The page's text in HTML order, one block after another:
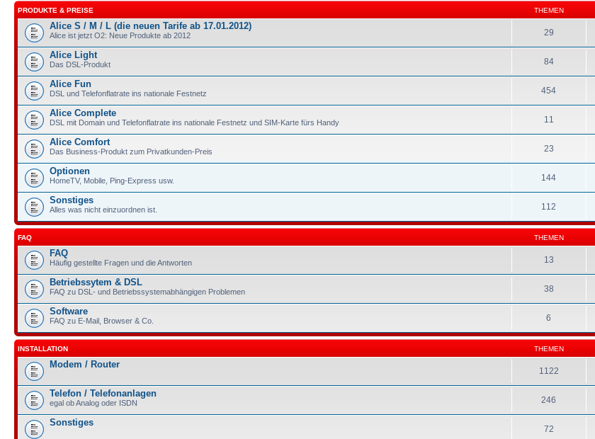
PRODUKTE & PREISE THEMEN
Alice S / M / L (die neuen Tarife ab 17.01.2012)
Alice ist jetzt O2: Neue Produkte ab 2012 29
Alice Light
Das DSL-Produkt 84
Alice Fun
DSL und Telefonflatrate ins nationale Festnetz 454
Alice Complete
DSL mit Domain und Telefonflatrate ins nationale Festnetz und SIM-Karte fürs Handy 11
Alice Comfort
Das Business-Produkt zum Privatkunden-Preis 23
Optionen
HomeTV, Mobile, Ping-Express usw. 144
Sonstiges
Alles was nicht einzuordnen ist. 112
FAQ THEMEN
FAQ
Häufig gestellte Fragen und die Antworten 13
Betriebssytem & DSL
FAQ zu DSL- und Betriebssystemabhängigen Problemen 38
Software
FAQ zu E-Mail, Browser & Co. 6
INSTALLATION THEMEN
Modem / Router
1122
Telefon / Telefonanlagen
egal ob Analog oder ISDN 246
Sonstiges
72